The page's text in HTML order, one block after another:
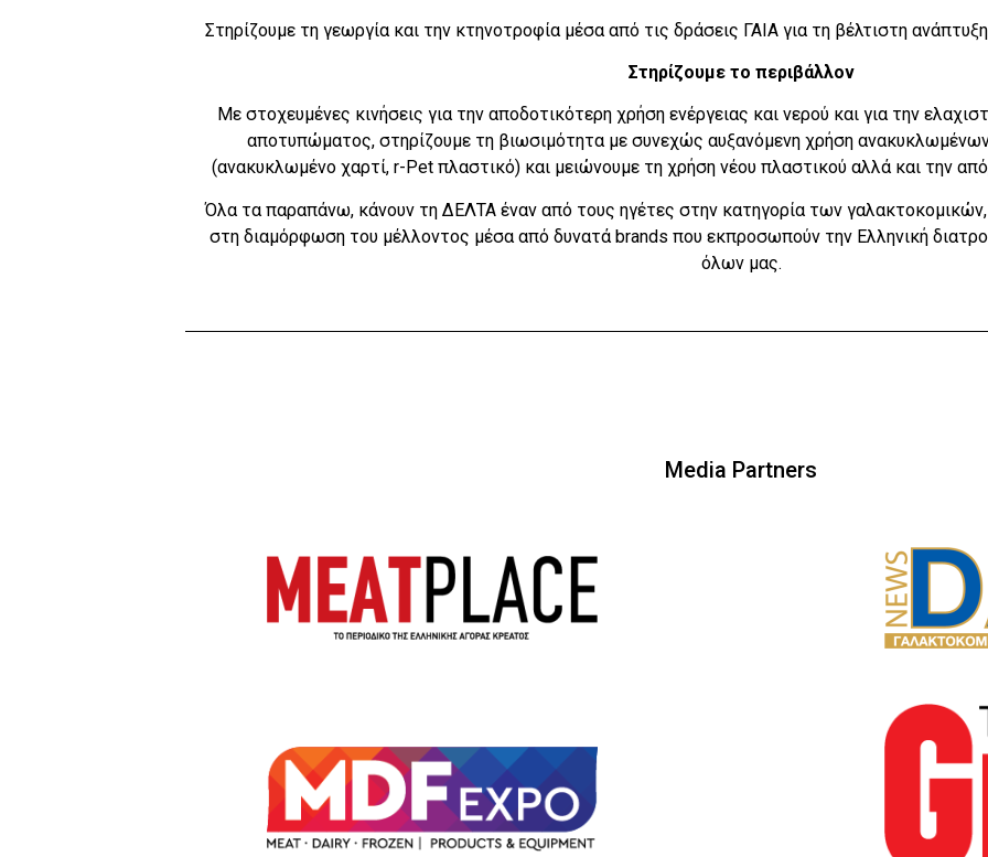
Στηρίζουμε τη γεωργία και την κτηνοτροφία μέσα από τις δράσεις ΓΑΙΑ για τη βέλτιστη
Στηρίζουμε το περιβάλλον
Με στοχευμένες κινήσεις για την αποδοτικότερη χρήση ενέργειας και νερού και για την
αποτυπώματος, στηρίζουμε τη βιωσιμότητα με συνεχώς αυξανόμενη χρήση
(ανακυκλωμένο χαρτί, r-Pet πλαστικό) και μειώνουμε τη χρήση νέου πλαστικού αλλά και την
Όλα τα παραπάνω, κάνουν τη ΔΕΛΤΑ έναν από τους ηγέτες στην κατηγορία των γαλακτοκομικών,
στη διαμόρφωση του μέλλοντος μέσα από δυνατά brands που εκπροσωπούν την Ελληνική
όλων μας.
Media Partners